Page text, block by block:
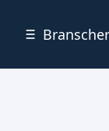
Branscher